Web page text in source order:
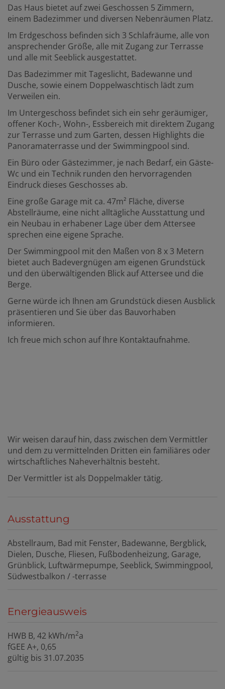
Das Haus bietet auf zwei Geschossen 5 Zimmern,
einem Badezimmer und diversen Nebenräumen Platz.
Im Erdgeschoss befinden sich 3 Schlafräume, alle von
ansprechender Größe, alle mit Zugang zur Terrasse
und alle mit Seeblick ausgestattet.
Das Badezimmer mit Tageslicht, Badewanne und
Dusche, sowie einem Doppelwaschtisch lädt zum
Verweilen ein.
Im Untergeschoss befindet sich ein sehr geräumiger,
offener Koch-, Wohn-, Essbereich mit direktem Zugang
zur Terrasse und zum Garten, dessen Highlights die
Panoramaterrasse und der Swimmingpool sind.
Ein Büro oder Gästezimmer, je nach Bedarf, ein Gäste-
Wc und ein Technik runden den hervorragenden
Eindruck dieses Geschosses ab.
Eine große Garage mit ca. 47m² Fläche, diverse
Abstellräume, eine nicht alltägliche Ausstattung und
ein Neubau in erhabener Lage über dem Attersee
sprechen eine eigene Sprache.
Der Swimmingpool mit den Maßen von 8 x 3 Metern
bietet auch Badevergnügen am eigenen Grundstück
und den überwältigenden Blick auf Attersee und die
Berge.
Gerne würde ich Ihnen am Grundstück diesen Ausblick
präsentieren und Sie über das Bauvorhaben
informieren.
Ich freue mich schon auf Ihre Kontaktaufnahme.
Wir weisen darauf hin, dass zwischen dem Vermittler
und dem zu vermittelnden Dritten ein familiäres oder
wirtschaftliches Naheverhältnis besteht.
Der Vermittler ist als Doppelmakler tätig.
Ausstattung
Abstellraum Bad mit Fenster Badewanne Bergblick
Dielen Dusche Fliesen Fußbodenheizung Garage
Grünblick Luftwärmepumpe Seeblick Swimmingpool
Südwestbalkon / -terrasse
Energieausweis
HWB B, 42 kWh/m2a
fGEE A+, 0,65
gültig bis 31.07.2035